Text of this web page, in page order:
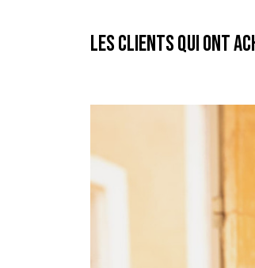
Les clients qui ont